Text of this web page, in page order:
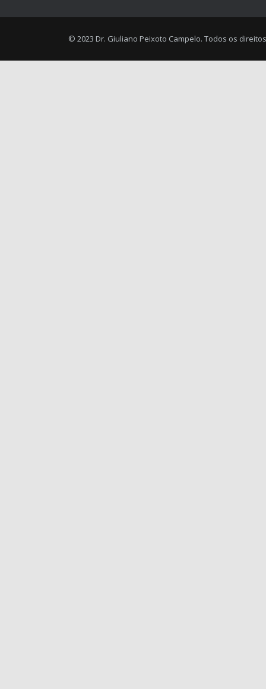
© 2023 Dr. Giuliano Peixoto Campelo. Todos os